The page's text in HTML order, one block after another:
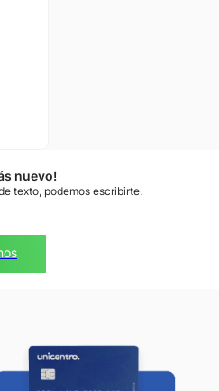
nuevo!
texto, podemos escribirte.